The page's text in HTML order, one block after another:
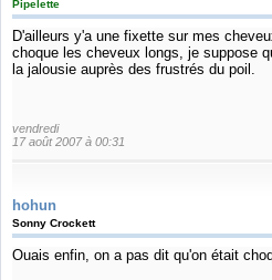
Pipelette
D'ailleurs y'a une fixette sur mes
choque les cheveux longs, je suppose
la jalousie auprès des frustrés du poil.
vendredi
17 août 2007 à 00:31
hohun
Sonny Crockett
Ouais enfin, on a pas dit qu'on était